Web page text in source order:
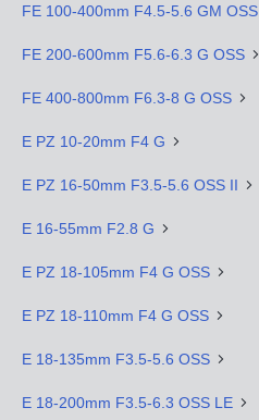
FE 100-400mm F4.5-5.6 GM OSS
FE 200-600mm F5.6-6.3 G OSS
FE 400-800mm F6.3-8 G OSS
E PZ 10-20mm F4 G
E PZ 16-50mm F3.5-5.6 OSS II
E 16-55mm F2.8 G
E PZ 18-105mm F4 G OSS
E PZ 18-110mm F4 G OSS
E 18-135mm F3.5-5.6 OSS
E 18-200mm F3.5-6.3 OSS LE